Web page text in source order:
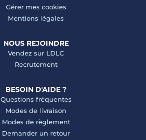
Gérer mes cookies
Mentions légales
NOUS REJOINDRE
Vendez sur LDLC
Recrutement
BESOIN D'AIDE ?
Questions fréquentes
Modes de livraison
Modes de règlement
Demander un retour